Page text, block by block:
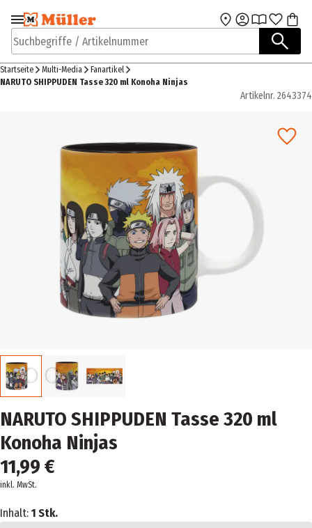
Zur Navigation
springen
Zum Hauptinhalt
Suchbegriffe / Artikelnummer
Startseite Multi-Media
Fanartikel
NARUTO SHIPPUDEN Tasse 320 ml Konoha Ninjas
Artikelnr. 2643374
NARUTO SHIPPUDEN Tasse 320 ml
Konoha Ninjas
11,99 €
inkl. MwSt.
Inhalt: 1 Stk.